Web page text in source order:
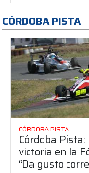
CÓRDOBA PISTA
CÓRDOBA PISTA
Córdoba
victoria en la
“Da gusto